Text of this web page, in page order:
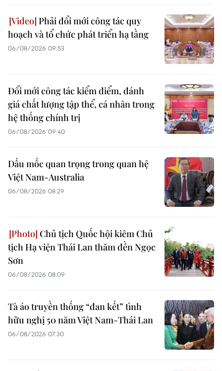
Phải đổi mới công tác quy
hoạch và tổ chức phát triển hạ tầng
06/08/2026 09:53
Đổi mới công tác kiểm điểm, đánh
giá chất lượng tập thể, cá nhân trong
hệ thống chính trị
06/08/2026 09:40
Dấu mốc quan trọng trong quan hệ
Việt Nam-Australia
06/08/2026 08:29
Chủ tịch Quốc hội kiêm Chủ
tịch Hạ viện Thái Lan thăm đền Ngọc
Sơn
06/08/2026 08:09
Tà áo truyền thống “đan kết” tình
hữu nghị 50 năm Việt Nam-Thái Lan
06/08/2026 07:30